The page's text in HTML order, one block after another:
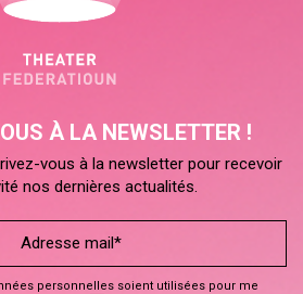
À LA NEWSLETTER !
vous à la newsletter pour recevoir
nos dernières actualités.
personnelles soient utilisées pour me